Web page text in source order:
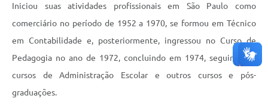
Iniciou suas atividades profissionais em São Paulo como
comerciário no período de 1952 a 1970, se formou em Técnico
em Contabilidade e, posteriormente, ingressou no Curso de
Pedagogia no ano de 1972, concluindo em 1974, seguindo os
cursos de Administração Escolar e outros cursos e pós-
graduações.